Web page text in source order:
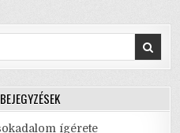
A
GYŰLÖLETRŐL
ígérete